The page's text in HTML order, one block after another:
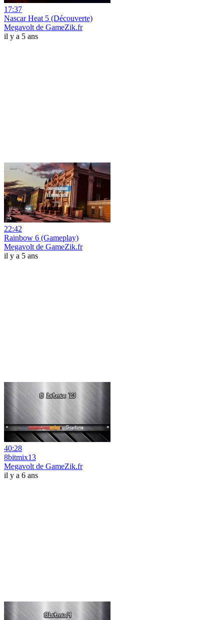
17:37
Nascar Heat 5 (Découverte)
Megavolt de GameZik.fr
il y a 5 ans
22:42
Rainbow 6 (Gameplay)
Megavolt de GameZik.fr
il y a 5 ans
40:28
8bitmix13
Megavolt de GameZik.fr
il y a 6 ans